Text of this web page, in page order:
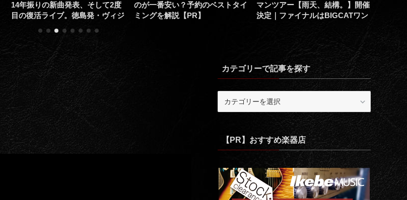
14年振りの新曲発表、そして2度
目の復活ライブ。徳島発・ヴィジ
のが一番安い？予約のベストタイ
ミングを解説【PR】
マンツアー【雨天、結構。】開催
決定｜ファイナルはBIGCATワン
カテゴリーで記事を探す
で
事
を
探
【PR】おすすめ楽器店